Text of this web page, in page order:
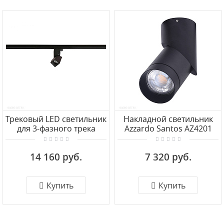
Трековый LED светильник
для 3-фазного трека
Azzardo Santos AZ3525
14 160 руб.
Купить
Накладной светильник
Azzardo Santos AZ4201
7 320 руб.
Купить